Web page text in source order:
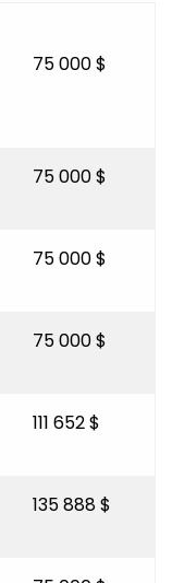
75 000 $
75 000 $
75 000 $
75 000 $
111 652 $
135 888 $